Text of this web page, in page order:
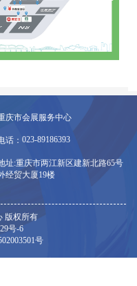
庆市会展服务中心
话： 023-89186393
址:重庆市两江新区建新北路65号
经贸大厦19楼
版权所有
号-6
号